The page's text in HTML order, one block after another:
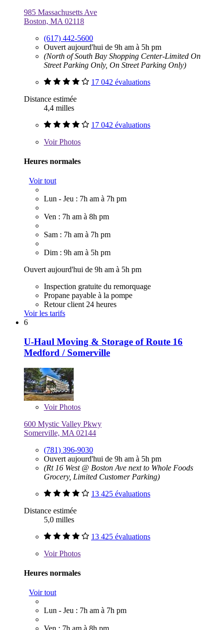
985 Massachusetts Ave
Boston, MA 02118
(617) 442-5600
Ouvert aujourd'hui de 9h am à 5h pm
(North of South Bay Shopping Center-Limited On
Street Parking Only, On Street Parking Only)
17 042 évaluations
Distance estimée
4,4 milles
17 042 évaluations
VoirPhotos
Heures normales
Voir tout
Lun - Jeu : 7h am à 7h pm
Ven : 7h am à 8h pm
Sam : 7h am à 7h pm
Dim : 9h am à 5h pm
Ouvert aujourd'hui de 9h am à 5h pm
Inspection gratuite du remorquage
Propane payable à la pompe
Retour client 24 heures
Voir les tarifs
6
U-Haul Moving & Storage of Route 16
Medford / Somerville
VoirPhotos
600 Mystic Valley Pkwy
Somerville, MA 02144
(781) 396-9030
Ouvert aujourd'hui de 9h am à 5h pm
(Rt 16 West @ Boston Ave next to Whole Foods
Grocery, Limited Customer Parking)
13 425 évaluations
Distance estimée
5,0 milles
13 425 évaluations
VoirPhotos
Heures normales
Voir tout
Lun - Jeu : 7h am à 7h pm